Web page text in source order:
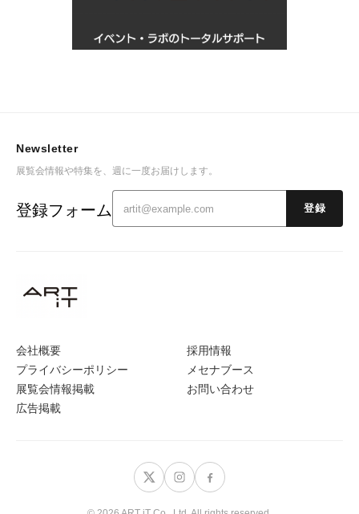
会社概要
プライバシーポリシー
展覧会情報掲載
広告掲載
採用情報
メセナブース
お問い合わせ
Newsletter
展覧会情報や特集を、週に一度お届けします。
登録フォーム 登録